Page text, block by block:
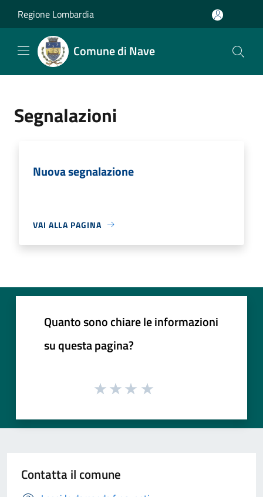
Regione Lombardia
Comune di Nave
Segnalazioni
Nuova segnalazione
VAI ALLA PAGINA
Quanto sono chiare le informazioni
su questa pagina?
Contatta il comune